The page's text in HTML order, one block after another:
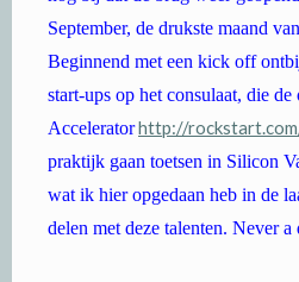
September, de drukste maand
Beginnend met een kick off
start-ups op het consulaat, die
Acceleratorhttp://
praktijk gaan toetsen in Silicon
wat ik hier opgedaan heb in de
delen met deze talenten. Never